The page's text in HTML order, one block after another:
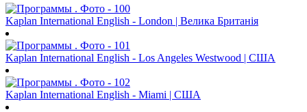
Kaplan International English - London | Велика Британія
Kaplan International English - Los Angeles Westwood | США
Kaplan International English - Miami | США